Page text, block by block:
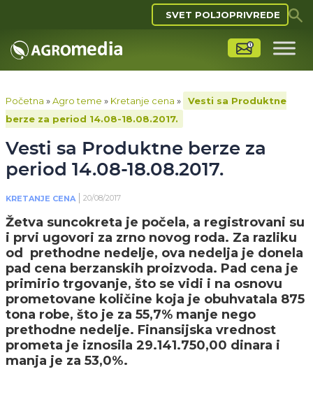
SVET POLJOPRIVREDE
Početna »Agro teme » Kretanje cena »
Vesti sa Produktne
berze za period 14.08-18.08.2017.
Vesti sa Produktne berze za
period 14.08-18.08.2017.
KRETANJE CENA 20/08/2017
Žetva suncokreta je počela, a registrovani su
i prvi ugovori za zrno novog roda. Za razliku
od prethodne nedelje, ova nedelja je donela
pad cena berzanskih proizvoda. Pad cena je
primirio trgovanje, što se vidi i na osnovu
prometovane količine koja je obuhvatala 875
tona robe, što je za 55,7% manje nego
prethodne nedelje. Finansijska vrednost
prometa je iznosila 29.141.750,00 dinara i
manja je za 53,0%.